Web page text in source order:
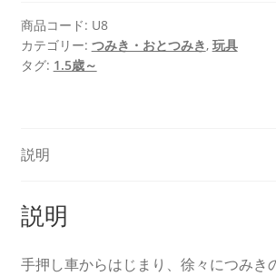
商品コード: U8
カテゴリー: つみき・おとつみき, 玩具
タグ: 1.5歳～
説明
説明
手押し車からはじまり、徐々につみき